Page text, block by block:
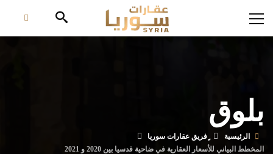
بلوق
الرئيسية
المخطط البياني للأسعار العقارية في ضاحية قدسيا بين 2020 و 2021